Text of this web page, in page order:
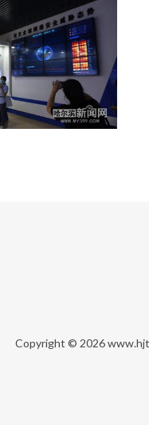
Copyright © 2026